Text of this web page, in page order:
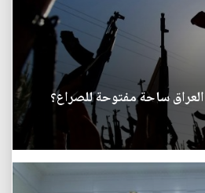
ساحة مفتوحة للصراع؟